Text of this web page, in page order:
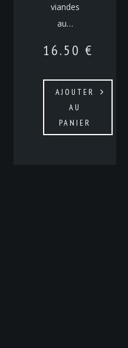
viandes
au…
16.50 €
AJOUTER
AU
PANIER